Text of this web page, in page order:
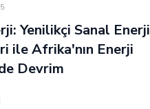
Yenilikçi Sanal Enerji
ile Afrika'nın Enerji
Devrim